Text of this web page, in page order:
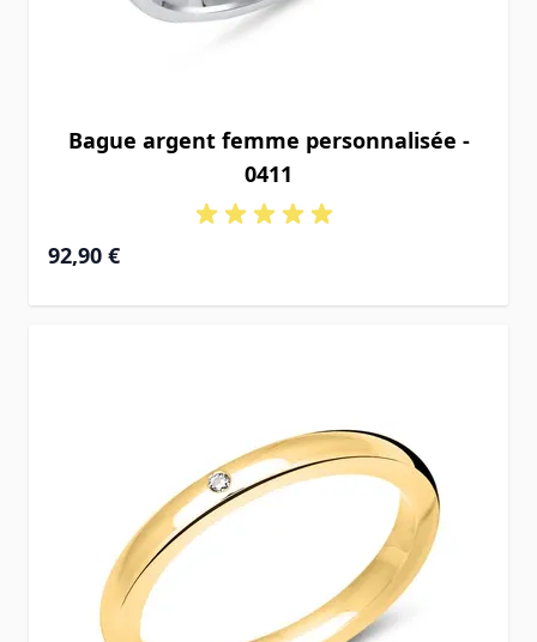
Bague argent femme personnalisée -
0411
92,90 €